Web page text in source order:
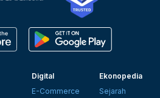
Digital
E-Commerce
Ekonopedia
Sejarah